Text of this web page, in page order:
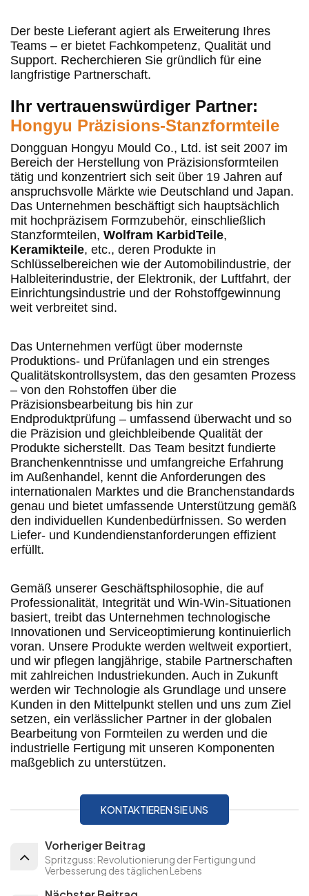
Der beste Lieferant agiert als Erweiterung Ihres
Teams – er bietet Fachkompetenz, Qualität und
Support. Recherchieren Sie gründlich für eine
langfristige Partnerschaft.
Ihr vertrauenswürdiger Partner:
Hongyu Präzisions-Stanzformteile
Dongguan Hongyu Mould Co., Ltd. ist seit 2007 im
Bereich der Herstellung von Präzisionsformteilen
tätig und konzentriert sich seit über 19 Jahren auf
anspruchsvolle Märkte wie Deutschland und Japan.
Das Unternehmen beschäftigt sich hauptsächlich
mit hochpräzisem Formzubehör, einschließlich
Stanzformteilen, Wolfram KarbidTeile,
Keramikteile, etc., deren Produkte in
Schlüsselbereichen wie der Automobilindustrie, der
Halbleiterindustrie, der Elektronik, der Luftfahrt, der
Einrichtungsindustrie und der Rohstoffgewinnung
weit verbreitet sind.
Das Unternehmen verfügt über modernste
Produktions- und Prüfanlagen und ein strenges
Qualitätskontrollsystem, das den gesamten Prozess
– von den Rohstoffen über die
Präzisionsbearbeitung bis hin zur
Endproduktprüfung – umfassend überwacht und so
die Präzision und gleichbleibende Qualität der
Produkte sicherstellt. Das Team besitzt fundierte
Branchenkenntnisse und umfangreiche Erfahrung
im Außenhandel, kennt die Anforderungen des
internationalen Marktes und die Branchenstandards
genau und bietet umfassende Unterstützung gemäß
den individuellen Kundenbedürfnissen. So werden
Liefer- und Kundendienstanforderungen effizient
erfüllt.
Gemäß unserer Geschäftsphilosophie, die auf
Professionalität, Integrität und Win-Win-Situationen
basiert, treibt das Unternehmen technologische
Innovationen und Serviceoptimierung kontinuierlich
voran. Unsere Produkte werden weltweit exportiert,
und wir pflegen langjährige, stabile Partnerschaften
mit zahlreichen Industriekunden. Auch in Zukunft
werden wir Technologie als Grundlage und unsere
Kunden in den Mittelpunkt stellen und uns zum Ziel
setzen, ein verlässlicher Partner in der globalen
Bearbeitung von Formteilen zu werden und die
industrielle Fertigung mit unseren Komponenten
maßgeblich zu unterstützen.
KONTAKTIEREN SIE UNS
Vorheriger Beitrag
Spritzguss: Revolutionierung der Fertigung und
Verbesserung des täglichen Lebens